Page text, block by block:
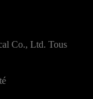
Co., Ltd. Tous